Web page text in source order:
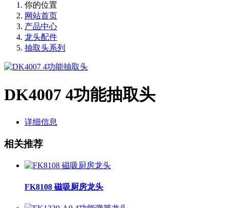
你的位置
网站首页
产品中心
龙头配件
抽取头系列
DK4007 4功能抽取头
详细信息
相关推荐
FK8108 磁吸厨房龙头